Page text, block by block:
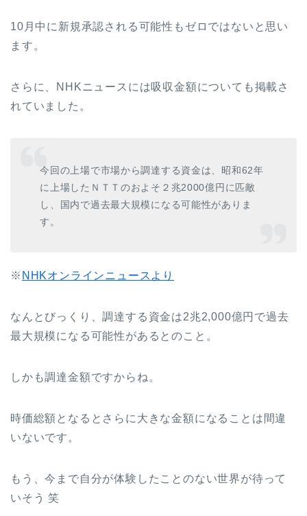
10月中に新規承認される可能性もゼロではないと思い
ます。
さらに、NHKニュースには吸収金額についても掲載さ
れていました。
今回の上場で市場から調達する資金は、昭和62年
に上場したＮＴＴのおよそ２兆2000億円に匹敵
し、国内で過去最大規模になる可能性がありま
す。
※ NHKオンラインニュースより
なんとびっくり、調達する資金は2兆2,000億円で過去
最大規模になる可能性があるとのこと。
しかも調達金額ですからね。
時価総額となるとさらに大きな金額になることは間違
いないです。
もう、今まで自分が体験したことのない世界が待って
いそう 笑